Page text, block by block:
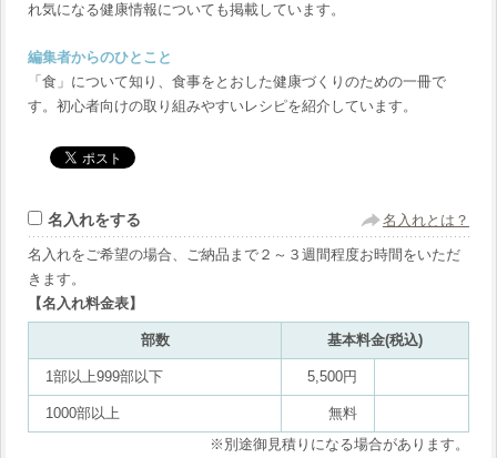
れ気になる健康情報についても掲載しています。
編集者からのひとこと
「食」について知り、食事をとおした健康づくりのための一冊で
す。初心者向けの取り組みやすいレシピを紹介しています。
名入れをする 名入れとは？
名入れをご希望の場合、ご納品まで２～３週間程度お時間をいただ
きます。
【名入れ料金表】
部数 基本料金(税込)
1部以上999部以下 5,500円
1000部以上
無料
※別途御見積りになる場合があります。